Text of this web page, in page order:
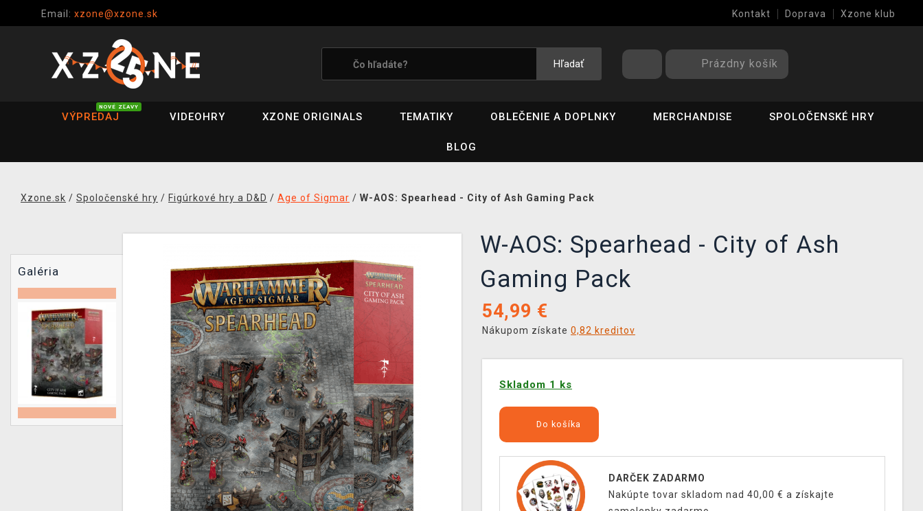
Email: xzone@xzone.sk Kontakt Doprava Xzone klub
Hľadať Prázdny košík
VÝPREDAJ
NOVÉ ZĽAVY
VIDEOHRY XZONE ORIGINALS TEMATIKY OBLEČENIE A DOPLNKY MERCHANDISE SPOLOČENSKÉ HRY
BLOG
Xzone.sk / Spoločenské hry / Figúrkové hry a D&D / Age of Sigmar / W-AOS: Spearhead - City of Ash Gaming Pack
Galéria
W-AOS: Spearhead - City of Ash
Gaming Pack
54,99 €
Nákupom získate 0,82 kreditov
Skladom 1 ks
Do košíka
DARČEK ZADARMO
Nakúpte tovar skladom nad 40,00 € a získajte